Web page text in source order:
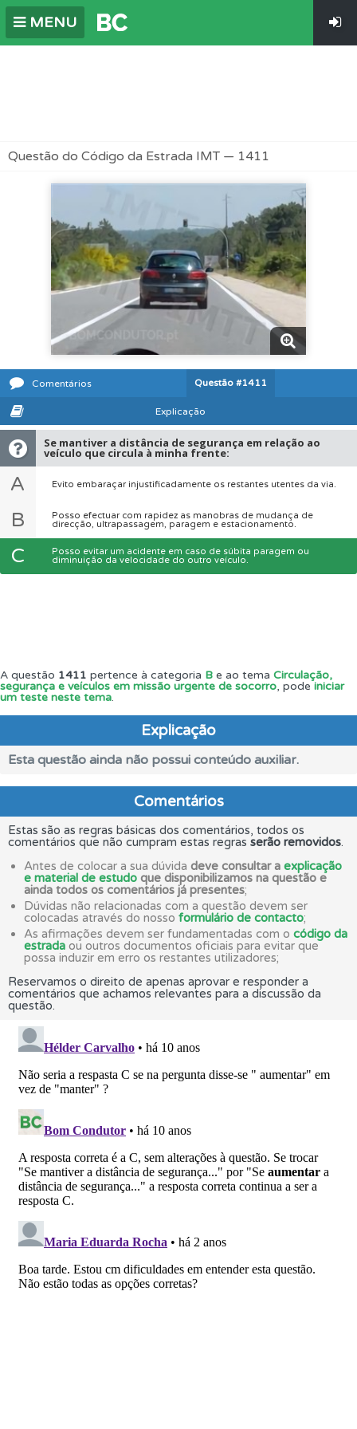
MENU
Questão do Código da Estrada IMT — 1411
Comentários Questão #1411
Explicação
Se mantiver a distância de segurança em relação ao
veículo que circula à minha frente:
A Evito embaraçar injustificadamente os restantes utentes da via.
B
Posso efectuar com rapidez as manobras de mudança de
direcção, ultrapassagem, paragem e estacionamento.
C
Posso evitar um acidente em caso de súbita paragem ou
diminuição da velocidade do outro veículo.
A questão 1411 pertence à categoria B e ao tema Circulação,
segurança e veículos em missão urgente de socorro, pode iniciar
um teste neste tema.
Explicação
Esta questão ainda não possui conteúdo auxiliar.
Comentários
Estas são as regras básicas dos comentários, todos os
comentários que não cumpram estas regras serão removidos.
Antes de colocar a sua dúvida deve consultar a explicação
e material de estudo que disponibilizamos na questão e
ainda todos os comentários já presentes;
Dúvidas não relacionadas com a questão devem ser
colocadas através do nosso formulário de contacto;
As afirmações devem ser fundamentadas com o código da
estrada ou outros documentos oficiais para evitar que
possa induzir em erro os restantes utilizadores;
Reservamos o direito de apenas aprovar e responder a
comentários que achamos relevantes para a discussão da
questão.